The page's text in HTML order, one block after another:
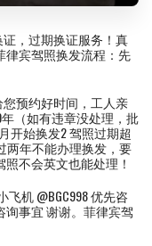
，过期换证服务！真
律宾驾照换发流程️️：先
预约好时间，工人亲
（如有违章没处理，批
开始换发2 驾照过期超
两年不能办理换发，要
不会英文也能处理！
机 @BGC998 优先咨
事宜 谢谢。菲律宾驾